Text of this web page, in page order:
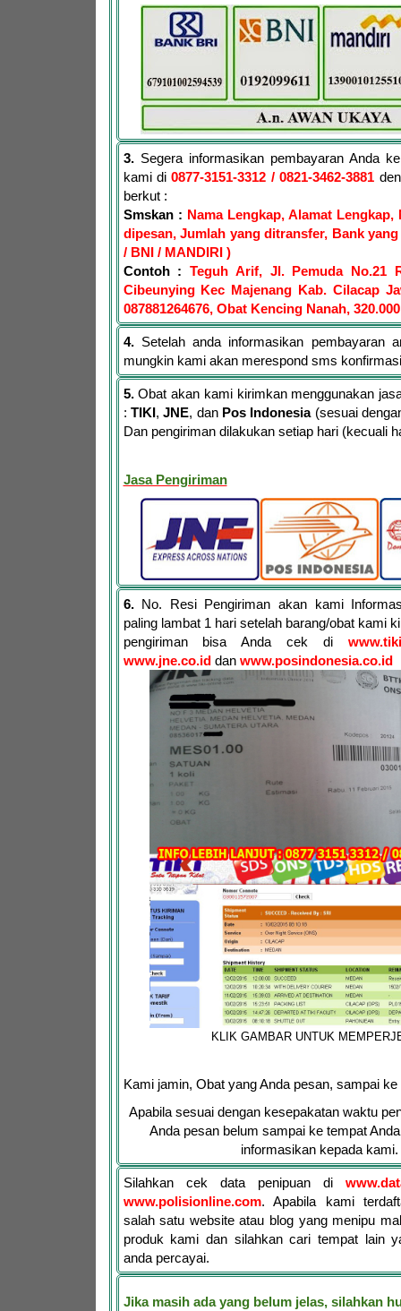
3.Segera informasikan pembayaran Anda
kami di0877-3151-3312 / 0821-3462-3881
berkut :
Smskan : Nama Lengkap, Alamat Lengkap,
dipesan, Jumlah yang ditransfer, Bank
/ BNI / MANDIRI )
Contoh : Teguh Arif, Jl. Pemuda No.21
Cibeunying Kec Majenang Kab. Cilacap
087881264676, Obat Kencing Nanah,
4.Setelah anda informasikan pembayaran
mungkin kami akan merespond sms
5.Obat akan kami kirimkan menggunakan
: TIKI,JNE, dan Pos Indonesia(sesuai
Dan pengiriman dilakukan setiap hari (kecuali
Jasa Pengiriman
6.No. Resi Pengiriman akan kami
paling lambat 1 hari setelah barang/obat kami
pengiriman bisa Anda cek di
www.jne.co.iddan www.posindonesia.co.id
KLIK GAMBAR UNTUK
Kami jamin, Obat yang Anda pesan, sampai ke
Apabila sesuai dengan kesepakatan waktu
Anda pesan belum sampai ke tempat
informasikan kepada kami.
Silahkan cek data penipuan di
www.polisionline.com. Apabila kami
salah satu website atau blog yang menipu
produk kami dan silahkan cari tempat lain
anda percayai.
Jika masih ada yang belum jelas, silahkan